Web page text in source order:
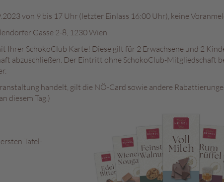
von 9 bis 17 Uhr (letzter Einlass 16:00 Uhr), keine
Gasse 2-8, 1230 Wien
Ihrer SchokoClub Karte! Diese gilt für 2 Erwachsene und 2
abzuschließen. Der Eintritt ohne SchokoClub-Mitgliedschaft
handelt, gilt die NÖ-Card sowie andere
diesem Tag.)
Tafel-